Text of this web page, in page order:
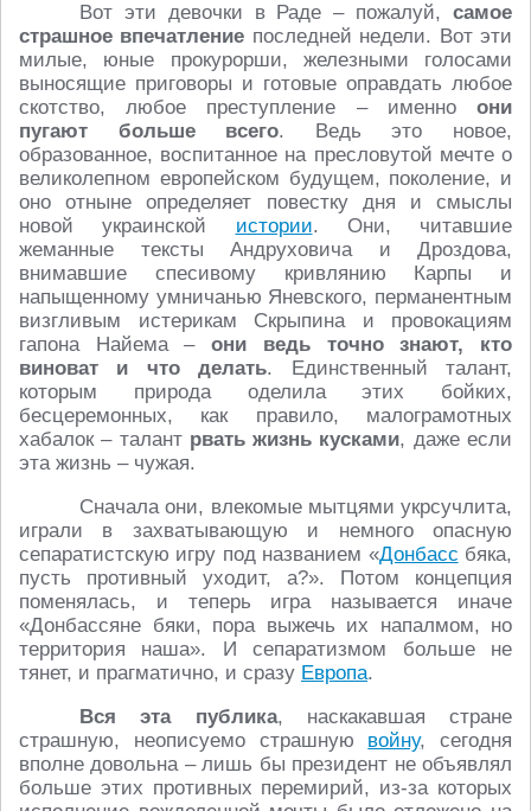
Вот эти девочки в Раде – пожалуй, самое
страшное впечатление последней недели. Вот эти
милые, юные прокурорши, железными голосами
выносящие приговоры и готовые оправдать любое
скотство, любое преступление – именно они
пугают больше всего. Ведь это новое,
образованное, воспитанное на пресловутой мечте о
великолепном европейском будущем, поколение, и
оно отныне определяет повестку дня и смыслы
новой украинской истории. Они, читавшие
жеманные тексты Андруховича и Дроздова,
внимавшие спесивому кривлянию Карпы и
напыщенному умничанью Яневского, перманентным
визгливым истерикам Скрыпина и провокациям
гапона Найема –они ведь точно знают, кто
виноват и что делать. Единственный талант,
которым природа оделила этих бойких,
бесцеремонных, как правило, малограмотных
хабалок – талант рвать жизнь кусками, даже если
эта жизнь – чужая.
Сначала они, влекомые мытцями укрсучлита,
играли в захватывающую и немного опасную
сепаратистскую игру под названием «Донбасс бяка,
пусть противный уходит, а?». Потом концепция
поменялась, и теперь игра называется иначе
«Донбассяне бяки, пора выжечь их напалмом, но
территория наша». И сепаратизмом больше не
тянет, и прагматично, и сразу Европа.
Вся эта публика, наскакавшая стране
страшную, неописуемо страшную войну, сегодня
вполне довольна – лишь бы президент не объявлял
больше этих противных перемирий, из-за которых